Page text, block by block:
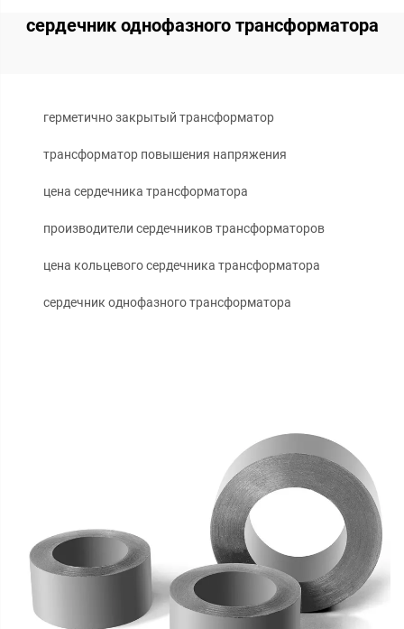
сердечник однофазного трансформатора
герметично закрытый трансформатор
трансформатор повышения напряжения
цена сердечника трансформатора
производители сердечников трансформаторов
цена кольцевого сердечника трансформатора
сердечник однофазного трансформатора